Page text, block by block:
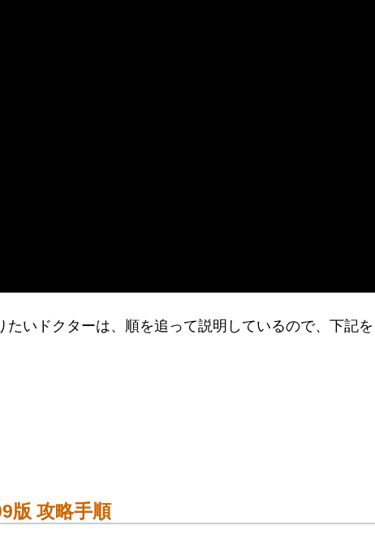
いドクターは、順を追って説明しているので、下記を
版 攻略手順